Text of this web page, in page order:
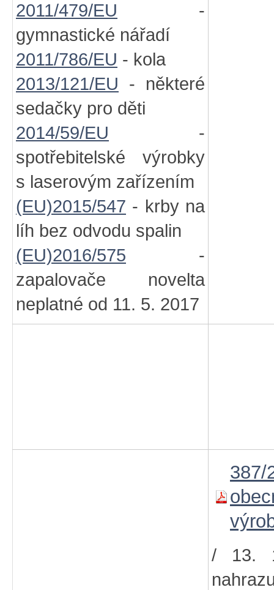
2011/479/EU -
gymnastické nářadí
2011/786/EU - kola
2013/121/EU - některé
sedačky pro děti
2014/59/EU -
spotřebitelské výrobky
s laserovým zařízením
(EU)2015/547 - krby na
líh bez odvodu spalin
(EU)2016/575 -
zapalovače novelta
neplatné od 11. 5. 2017
387/
/ 13.